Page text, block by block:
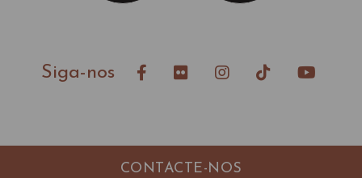
Siga-nos
CONTACTE-NOS